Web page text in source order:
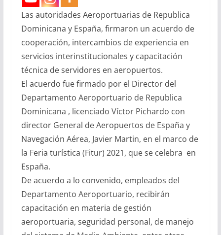
Las autoridades Aeroportuarias de Republica
Dominicana y España, firmaron un acuerdo de
cooperación, intercambios de experiencia en
servicios interinstitucionales y capacitación
técnica de servidores en aeropuertos.
El acuerdo fue firmado por el Director del
Departamento Aeroportuario de Republica
Dominicana , licenciado Víctor Pichardo con
director General de Aeropuertos de España y
Navegación Aérea, Javier Martin, en el marco de
la Feria turística (Fitur) 2021, que se celebra en
España.
De acuerdo a lo convenido, empleados del
Departamento Aeroportuario, recibirán
capacitación en materia de gestión
aeroportuaria, seguridad personal, de manejo